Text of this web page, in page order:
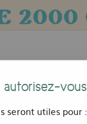
autorisez-
seront utiles pour :